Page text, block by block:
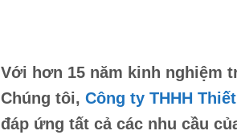
Với hơn 15 năm kinh nghiệm
Chúng tôi, Công ty THHH
đáp ứng tất cả các nhu cầu